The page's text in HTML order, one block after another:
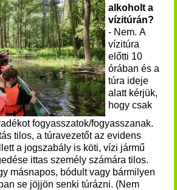
alkoholt a
vízitúrán?
- Nem. A
vízitúra
előtti 10
órában és a
túra ideje
alatt kérjük,
hogy csak
fogyasszatok/fogyasszanak.
tilos, a túravezetőt az evidens
a jogszabály is köti, vízi jármű
ittas személy számára tilos.
másnapos, bódult vagy bármilyen
se jöjjön senki túrázni. (Nem